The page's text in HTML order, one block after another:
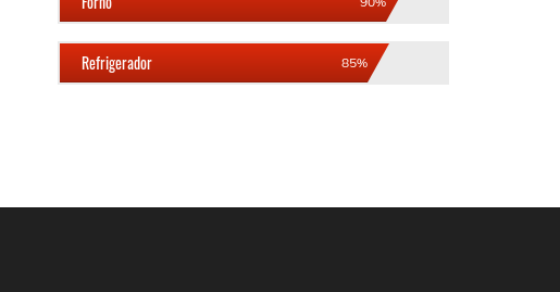
Refrigerador 85%